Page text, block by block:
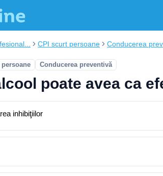
CPI scurt persoane Conducerea
Conducerea preventivă
poate avea ca
inhibiţiilor